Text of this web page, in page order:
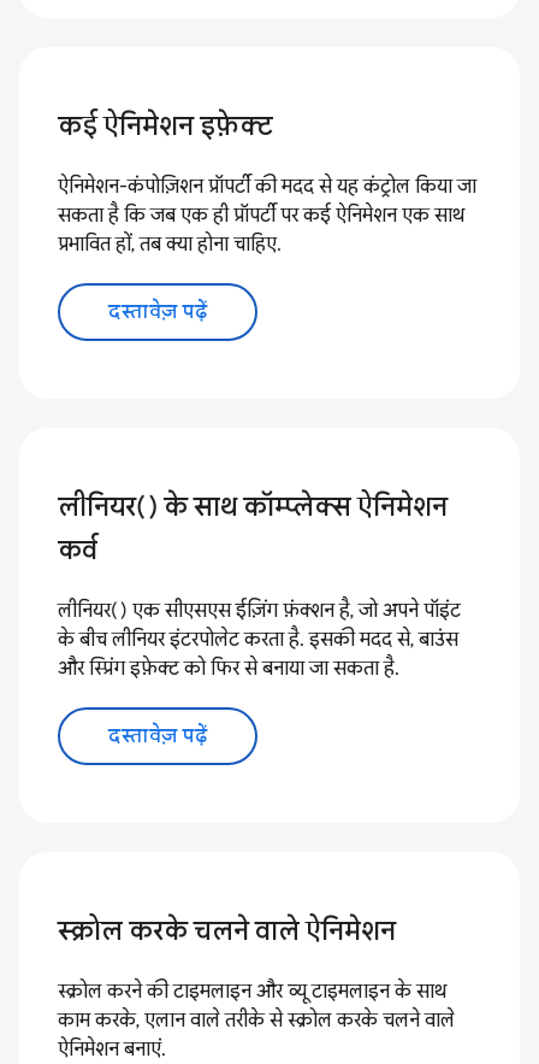
कई ऐनिमेशन इफ़ेक्ट
ऐनिमेशन-कंपोज़िशन प्रॉपर्टी की मदद से यह कंट्रोल किया जा
सकता है कि जब एक ही प्रॉपर्टी पर कई ऐनिमेशन एक साथ
प्रभावित हों, तब क्या होना चाहिए.
दस्तावेज़ पढ़ें
लीनियर() के साथ कॉम्प्लेक्स ऐनिमेशन
कर्व
लीनियर() एक सीएसएस ईज़िंग फ़ंक्शन है, जो अपने पॉइंट
के बीच लीनियर इंटरपोलेट करता है. इसकी मदद से, बाउंस
और स्प्रिंग इफ़ेक्ट को फिर से बनाया जा सकता है.
दस्तावेज़ पढ़ें
स्क्रोल करके चलने वाले ऐनिमेशन
स्क्रोल करने की टाइमलाइन और व्यू टाइमलाइन के साथ
काम करके, एलान वाले तरीके से स्क्रोल करके चलने वाले
ऐनिमेशन बनाएं.